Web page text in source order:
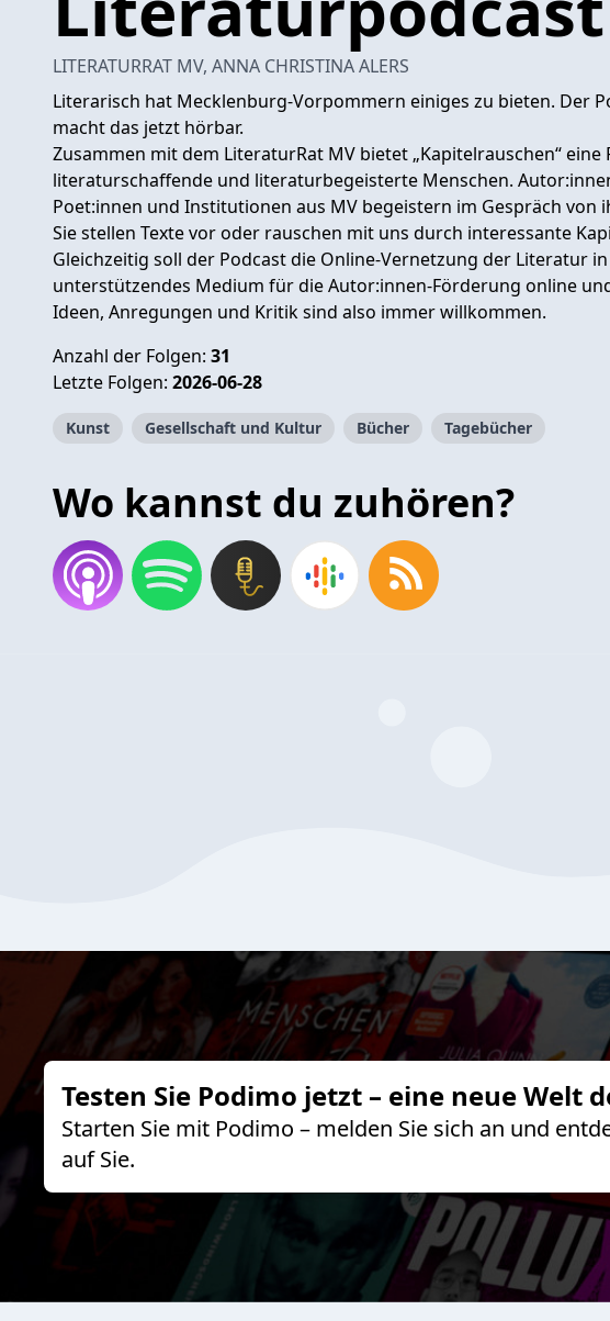
LITERATURRAT MV, ANNA CHRISTINA ALERS
Literarisch hat Mecklenburg-Vorpommern einiges zu bieten. Der
macht das jetzt hörbar.
Zusammen mit dem LiteraturRat MV bietet „Kapitelrauschen“
literaturschaffende und literaturbegeisterte Menschen.
Poet:innen und Institutionen aus MV begeistern im Gespräch von
Sie stellen Texte vor oder rauschen mit uns durch interessante
Gleichzeitig soll der Podcast die Online-Vernetzung der Literatur
unterstützendes Medium für die Autor:innen-Förderung online
Ideen, Anregungen und Kritik sind also immer willkommen.
Anzahl der Folgen: 31
Letzte Folgen: 2026-06-28
Kunst Gesellschaft und Kultur Bücher Tagebücher
Wo kannst du zuhören?
Testen Sie Podimo jetzt – eine neue Welt
Starten Sie mit Podimo – melden Sie sich an und
auf Sie.